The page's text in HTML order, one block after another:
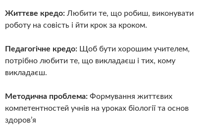
Життєве кредо: Любити те, що робиш, виконувати
роботу на совість і йти крок за кроком.
Педагогічне кредо: Щоб бути хорошим учителем,
потрібно любити те, що викладаєш і тих, кому
викладаєш.
Методична проблема: Формування життєвих
компетентностей учнів на уроках біології та основ
здоров’я